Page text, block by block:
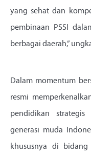
yang sehat dan
pembinaan PSSI
berbagai daerah,”
Dalam momentum
resmi
pendidikan
generasi muda
khususnya di